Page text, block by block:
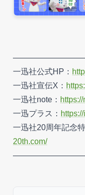
一迅社公式HP：
一迅社宣伝X：
一迅社note：
一迅プラス：
一迅社20周年記念
20th.com/